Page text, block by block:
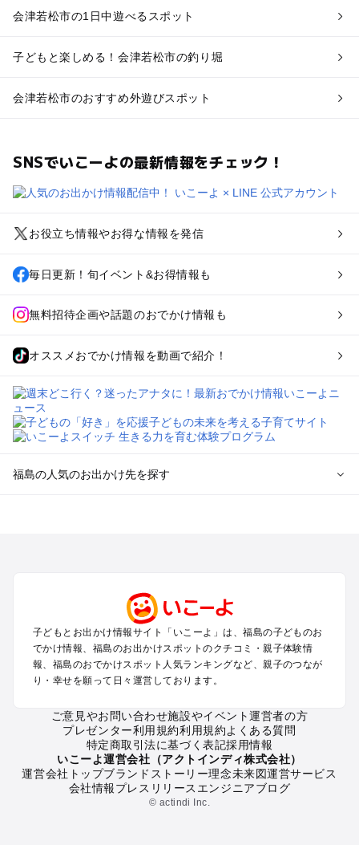
会津若松市の1日中遊べるスポット
子どもと楽しめる！会津若松市の釣り堀
会津若松市のおすすめ外遊びスポット
SNSでいこーよの最新情報をチェック！
お役立ち情報やお得な情報を発信
毎日更新！旬イベント&お得情報も
無料招待企画や話題のおでかけ情報も
オススメおでかけ情報を動画で紹介！
福島の人気のお出かけ先を探す
いわき・双葉のプールお出かけ
猪苗代・表磐梯のプールお出かけ
白河・天栄・鏡石のプールお出かけ
裏磐梯・磐梯高原のプールお出かけ
相馬・南相馬のプールお出かけ
福島の定番お出かけスポット
福島の遊園地
福島の動物園
福島のバーベキュー
福島の釣り
子どもとお出かけ情報サイト「いこーよ」は、福島の子どものお
でかけ情報、福島のお出かけスポットのクチコミ・親子体験情
報、福島のおでかけスポット人気ランキングなど、親子のつなが
り・幸せを願って日々運営しております。
ご意見やお問い合わせ施設やイベント運営者の方
プレゼンター利用規約利用規約よくある質問
特定商取引法に基づく表記採用情報
いこーよ運営会社（アクトインディ株式会社）
運営会社トップブランドストーリー理念未来図運営サービス
会社情報プレスリリース エンジニアブログ
© actindi Inc.